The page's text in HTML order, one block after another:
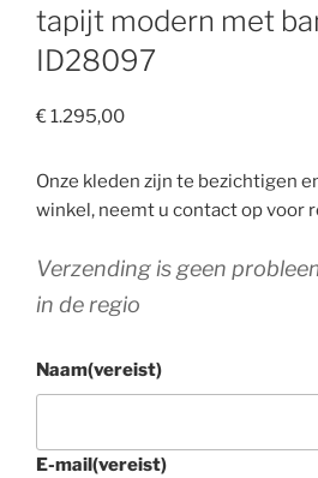
tapijt modern met
ID28097
€1.295,00
Onze kleden zijn te bezichtigen
winkel, neemt u contact op voor
Verzending is geen
in de regio
Naam(vereist)
E-mail(vereist)